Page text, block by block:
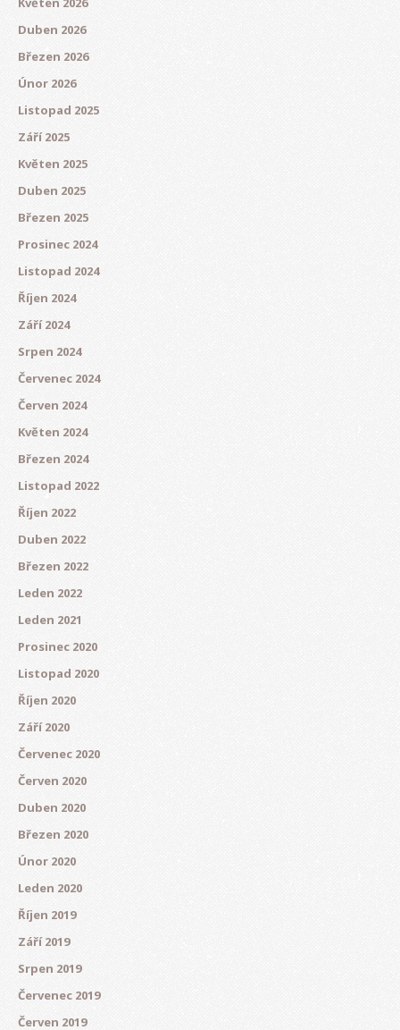
Duben 2026
Březen 2026
Únor 2026
Listopad 2025
Září 2025
Květen 2025
Duben 2025
Březen 2025
Prosinec 2024
Listopad 2024
Říjen 2024
Září 2024
Srpen 2024
Červenec 2024
Červen 2024
Květen 2024
Březen 2024
Listopad 2022
Říjen 2022
Duben 2022
Březen 2022
Leden 2022
Leden 2021
Prosinec 2020
Listopad 2020
Říjen 2020
Září 2020
Červenec 2020
Červen 2020
Duben 2020
Březen 2020
Únor 2020
Leden 2020
Říjen 2019
Září 2019
Srpen 2019
Červenec 2019
Červen 2019